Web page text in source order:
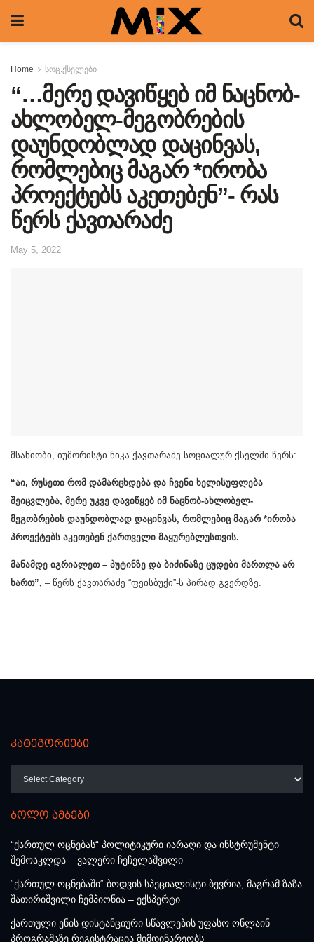
Home სოც.ქსელები
“…მერე დავიწყებ იმ ნაცნობ-
ახლობელ-მეგობრების
დაუნდობლად დაცინვას,
რომლებიც მაგარ *ირობა
პროექტებს აკეთებენ”- რას
წერს ქავთარაძე
May 5, 2022
მსახიობი, იუმორისტი ნიკა ქავთარაძე სოციალურ ქსელში წერს:
“აი, რუსეთი რომ დამარცხდება და ჩვენი ხელისუფლება
შეიცვლება, მერე უკვე დავიწყებ იმ ნაცნობ-ახლობელ-
მეგობრების დაუნდობლად დაცინვას, რომლებიც მაგარ *ირობა
პროექტებს აკეთებენ ქართველი მაყურებლუსთვის.
მანამდე იგრიალეთ – პუტინზე და ბიძინაზე ცუდები მართლა არ
ხართ”, – წერს ქავთარაძე “ფეისბუქი”-ს პირად გვერდზე.
კატეგორიები
ბოლო ამბები
“ქართულ ოცნებას“ პოლიტიკური იარაღი და ინსტრუმენტი
შემოაკლდა – ვალერი ჩეჩელაშვილი
“ქართულ ოცნებაში“ ბოდვის სპეციალისტი ბევრია, მაგრამ ზაზა
შათირიშვილი ჩემპიონია – ექსპერტი
ქართული ენის დისტანციური სწავლების უფასო ონლაინ
პროგრამაზე რეგისტრაცია მიმდინარეობს